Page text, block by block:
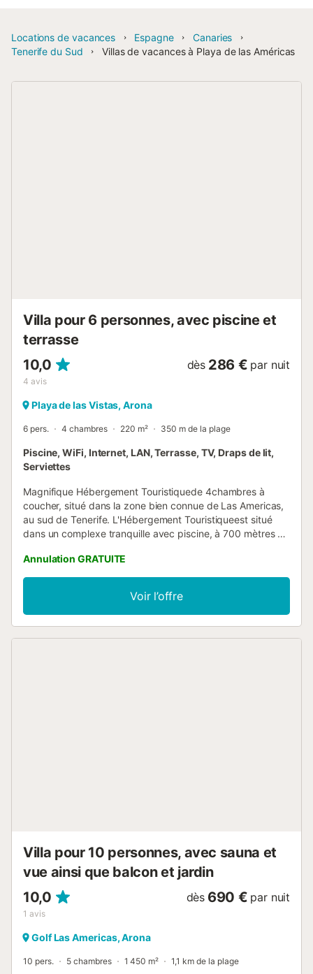
Locations de vacances Espagne
Canaries
Tenerife du Sud
Villas de vacances à Playa de las Américas
Villa pour 6 personnes, avec piscine et
terrasse
10,0
4 avis
dès 286 € par nuit
Playa de las Vistas, Arona
6 pers. 4 chambres 220 m² 350 m de la plage
Piscine, WiFi, Internet, LAN, Terrasse, TV, Draps de lit,
Serviettes
Magnifique Hébergement Touristiquede 4chambres à
coucher, situé dans la zone bien connue de Las Americas,
au sud de Tenerife. L'Hébergement Touristiqueest situé
dans un complexe tranquille avec piscine, à 700 mètres de
les meilleures plages de Tenerife, et à proximité de toutes
sortes de magasins, de grands supermarchés comme
Mercadona (à seulement 2 minutes à pied), et de centres
commerciaux comme Safari et Parque Santiago. Il s'agit
d'une maison à trois étages. Au premier étage se trouve
Annulation GRATUITE
Voir l’offre
Villa pour 10 personnes, avec sauna et
vue ainsi que balcon et jardin
10,0
1 avis
dès 690 € par nuit
Golf Las Americas, Arona
10 pers. 5 chambres 1 450 m² 1,1 km de la plage